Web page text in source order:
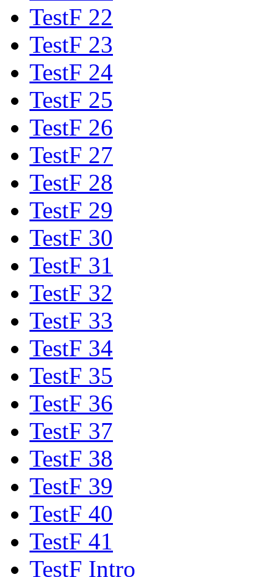
TestF 22
TestF 23
TestF 24
TestF 25
TestF 26
TestF 27
TestF 28
TestF 29
TestF 30
TestF 31
TestF 32
TestF 33
TestF 34
TestF 35
TestF 36
TestF 37
TestF 38
TestF 39
TestF 40
TestF 41
TestF Intro